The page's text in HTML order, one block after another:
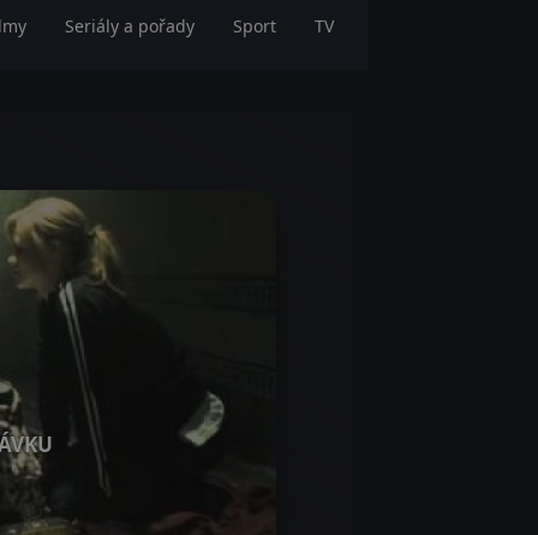
Seriály a pořady Sport TV